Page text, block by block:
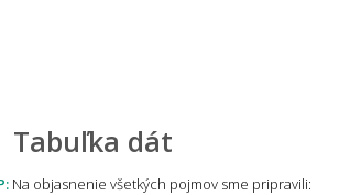
Tabuľka dát
Na objasnenie všetkých pojmov sme pripravili: